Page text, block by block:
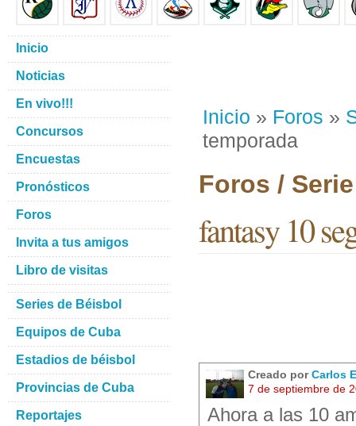
Inicio » Foros »
temporada
Foros /
fantasy 10
Creado porCarlos
7 de septiembre de
Ahora a las 10
Inicio
Noticias
En vivo!!!
Concursos
Encuestas
Pronósticos
Foros
Invita a tus amigos
Libro de visitas
Series de Béisbol
Equipos de Cuba
Estadios de béisbol
Provincias de Cuba
Reportajes